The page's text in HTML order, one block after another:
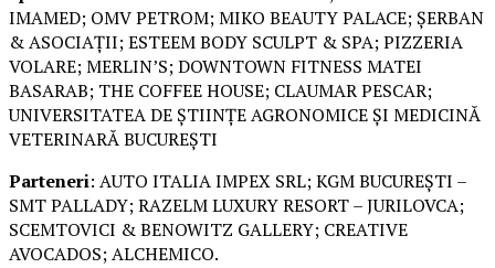
IMAMED; OMV PETROM; MIKO BEAUTY PALACE; ȘERBAN
& ASOCIAȚII; ESTEEM BODY SCULPT & SPA; PIZZERIA
VOLARE; MERLIN’S; DOWNTOWN FITNESS MATEI
BASARAB; THE COFFEE HOUSE; CLAUMAR PESCAR;
UNIVERSITATEA DE ȘTIINȚE AGRONOMICE ȘI MEDICINĂ
VETERINARĂ BUCUREȘTI
Parteneri: AUTO ITALIA IMPEX SRL; KGM BUCUREȘTI –
SMT PALLADY; RAZELM LUXURY RESORT – JURILOVCA;
SCEMTOVICI & BENOWITZ GALLERY; CREATIVE
AVOCADOS; ALCHEMICO.